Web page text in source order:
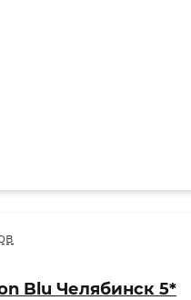
Blu Челябинск 5*